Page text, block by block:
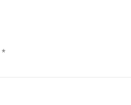
*